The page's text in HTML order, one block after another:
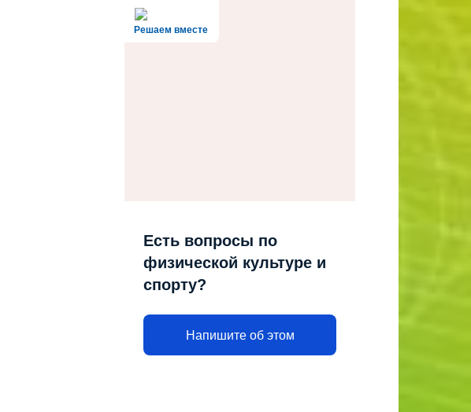
Решаем вместе
Есть вопросы по
физической культуре и
спорту?
Напишите об этом